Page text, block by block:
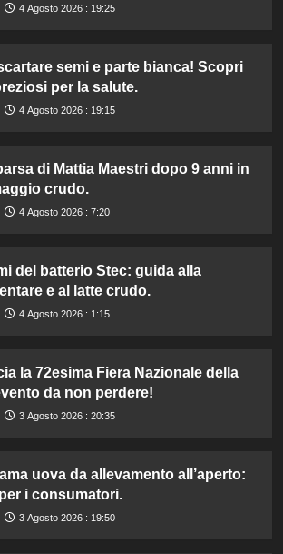
4 Agosto 2026 : 19:25
semi e parte bianca! Scopri
per la salute.
4 Agosto 2026 : 19:15
di Mattia Maestri dopo 9 anni in
crudo.
4 Agosto 2026 : 7:20
del batterio Stec: guida alla
e al latte crudo.
4 Agosto 2026 : 1:15
la 72esima Fiera Nazionale della
da non perdere!
3 Agosto 2026 : 20:35
uova da allevamento all’aperto:
i consumatori.
3 Agosto 2026 : 19:50